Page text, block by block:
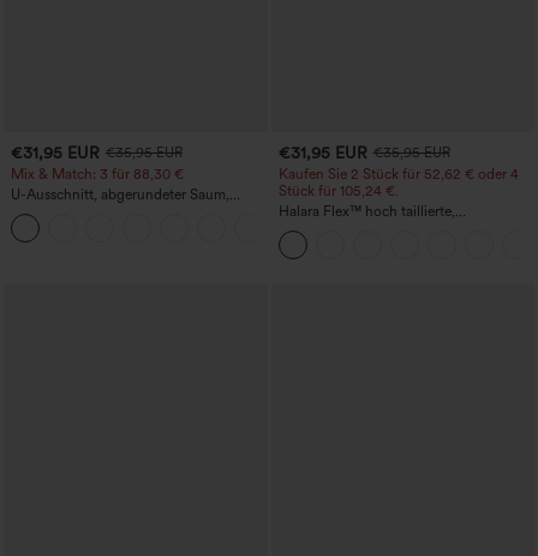
€31,95 EUR €35,95 EUR
Mix & Match: 3 für 88,30 €
U-Ausschnitt, abgerundeter Saum,
InstantCool Yoga-Trägertop – UPF50+
€31,95 EUR €35,95 EUR
Kaufen Sie 2 Stück für 52,62 € oder 4
Stück für 105,24 €.
Halara Flex™ hoch taillierte,
figurformende Arbeitshose, die die Taille
schmaler wirken lässt, mit Taschen,
weitem Bein und Mikro-Waffelstruktur